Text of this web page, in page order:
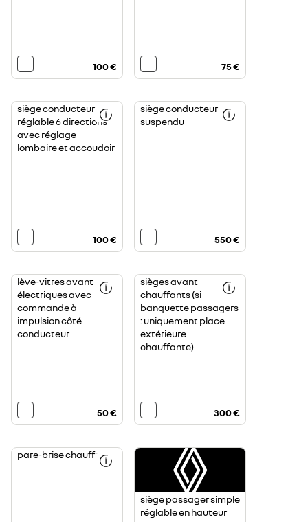
100 € 75 €
siège conducteur
réglable 6 directions
avec réglage
lombaire et accoudoir
100 €
siège conducteur
suspendu
550 €
lève-vitres avant
électriques avec
commande à
impulsion côté
conducteur
50 €
sièges avant
chauffants (si
banquette passagers
: uniquement place
extérieure
chauffante)
300 €
pare-brise chauffant
siège passager simple
réglable en hauteur